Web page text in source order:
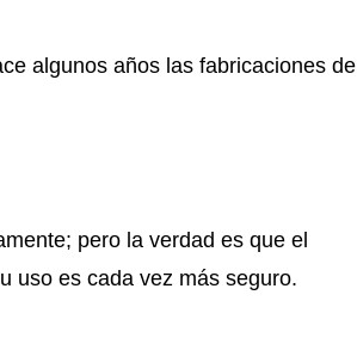
algunos años las fabricaciones de
pero la verdad es que el
uso es cada vez más seguro.